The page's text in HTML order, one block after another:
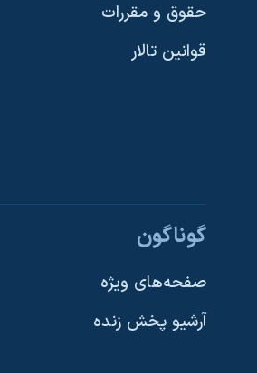
دنبال کنید
زبانهای مختلف
حقوق و مقررات
قوانین تالار
گوناگون
صفحه‌های ویژه
آرشیو پخش زنده